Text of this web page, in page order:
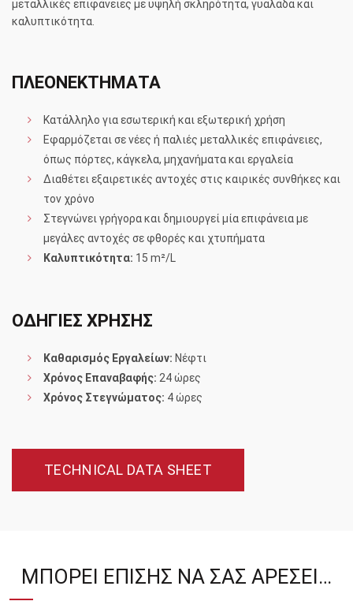
μεταλλικές επιφάνειες με υψηλή σκληρότητα, γυαλάδα και
καλυπτικότητα.
ΠΛΕΟΝΕΚΤΗΜΑΤΑ
Κατάλληλο για εσωτερική και εξωτερική χρήση
Εφαρμόζεται σε νέες ή παλιές μεταλλικές επιφάνειες,
όπως πόρτες, κάγκελα, μηχανήματα και εργαλεία
Διαθέτει εξαιρετικές αντοχές στις καιρικές συνθήκες και
τον χρόνο
Στεγνώνει γρήγορα και δημιουργεί μία επιφάνεια με
μεγάλες αντοχές σε φθορές και χτυπήματα
Καλυπτικότητα: 15 m²/L
ΟΔΗΓΙΕΣ ΧΡΗΣΗΣ
Καθαρισμός Εργαλείων: Νέφτι
Χρόνος Επαναβαφής: 24 ώρες
Χρόνος Στεγνώματος: 4 ώρες
TECHNICAL DATA SHEET
ΜΠΟΡΕΊ ΕΠΊΣΗΣ ΝΑ ΣΑΣ ΑΡΈΣΕΙ…